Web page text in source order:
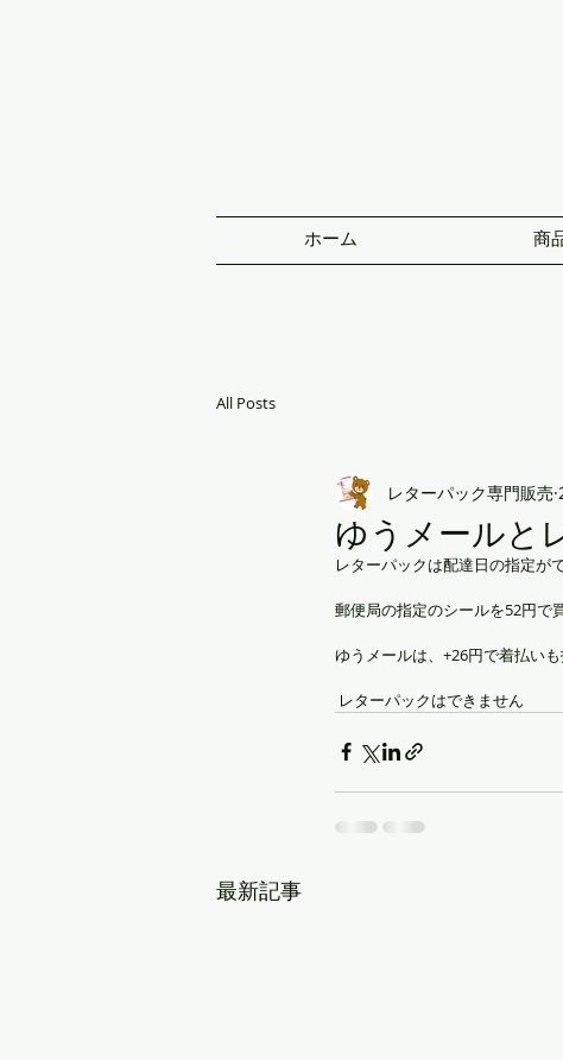
ホーム 商
All Posts
ゆうメールと
レターパック専門販売
レターパックは配達日の指定が
郵便局の指定のシールを52円で
ゆうメールは、+26円で着払い
レターパックはできません
最新記事